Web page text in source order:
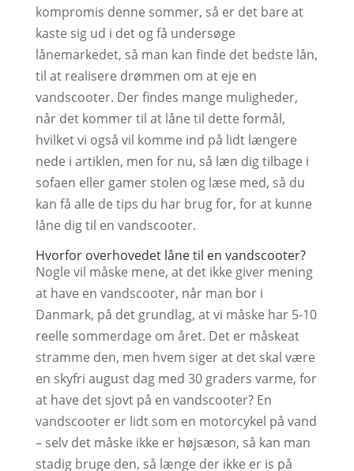
kompromis denne sommer, så er det bare at
kaste sig ud i det og få undersøge
lånemarkedet, så man kan finde det bedste lån,
til at realisere drømmen om at eje en
vandscooter. Der findes mange muligheder,
når det kommer til at låne til dette formål,
hvilket vi også vil komme ind på lidt længere
nede i artiklen, men for nu, så læn dig tilbage i
sofaen eller gamer stolen og læse med, så du
kan få alle de tips du har brug for, for at kunne
låne dig til en vandscooter.
Hvorfor overhovedet låne til en vandscooter?
Nogle vil måske mene, at det ikke giver mening
at have en vandscooter, når man bor i
Danmark, på det grundlag, at vi måske har 5-10
reelle sommerdage om året. Det er måskeat
stramme den, men hvem siger at det skal være
en skyfri august dag med 30 graders varme, for
at have det sjovt på en vandscooter? En
vandscooter er lidt som en motorcykel på vand
– selv det måske ikke er højsæson, så kan man
stadig bruge den, så længe der ikke er is på